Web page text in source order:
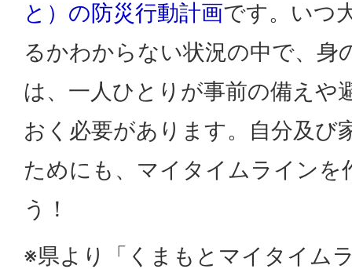
と）の防災行動計画です。いつ
るかわからない状況の中で、身
は、一人ひとりが事前の備えや
おく必要があります。自分及び
ためにも、マイタイムラインを
う！
※県より「くまもとマイタイム